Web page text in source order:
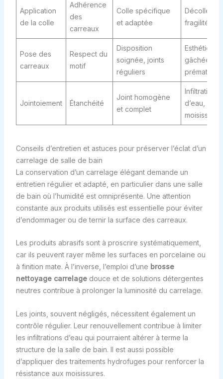
Application
de la colle
Adhérence
des
carreaux
Colle spécifique
et adaptée
fragilité
Pose des
carreaux
Respect du
motif
Disposition
soignée, joints
réguliers
Esthétique
gâchée,
prématurée
Jointoiement Étanchéité
Joint homogène
et complet
Infiltrations
d’eau,
moisissures
Conseils d’entretien et astuces pour préserver l’éclat d’un
carrelage de salle de bain
La conservation d’un carrelage élégant demande un
entretien régulier et adapté, en particulier dans une salle
de bain où l’humidité est omniprésente. Une attention
constante aux produits utilisés est essentielle pour éviter
d’endommager ou de ternir la surface des carreaux.
Les produits abrasifs sont à proscrire systématiquement,
car ils peuvent rayer même les surfaces en porcelaine ou
à finition mate. À l’inverse, l’emploi d’une brosse
nettoyage carrelagedouce et de solutions détergentes
neutres contribue à prolonger la luminosité du carrelage.
Les joints, souvent négligés, nécessitent également un
contrôle régulier. Leur renouvellement contribue à limiter
les infiltrations d’eau qui pourraient altérer à terme la
structure de la salle de bain. Il est aussi possible
d’appliquer des traitements hydrofuges pour renforcer la
résistance aux moisissures.